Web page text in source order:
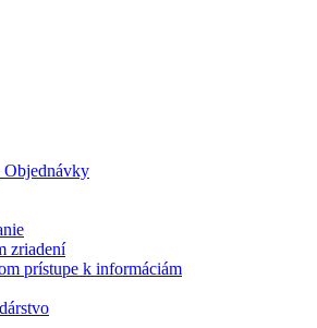
Objednávky
zriadení
prístupe k informáciám